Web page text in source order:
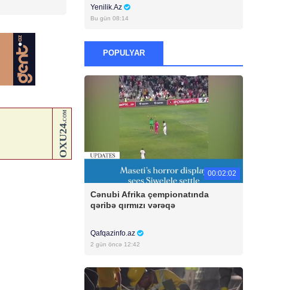
Yenilik.Az
Bu gün 08:14
POPULYAR
00:02:02
Cənubi Afrika çempionatında
qəribə qırmızı vərəqə
Qafqazinfo.az
2 gün öncə 12:42